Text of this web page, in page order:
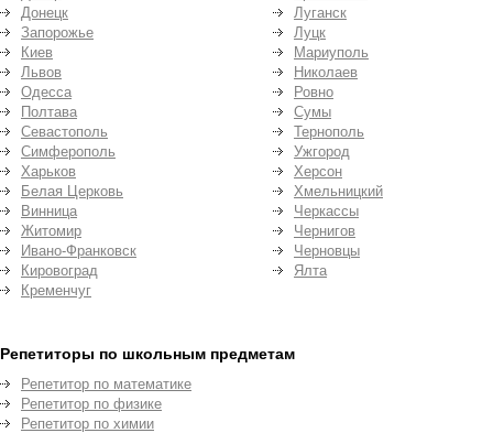
Донецк
Запорожье
Киев
Львов
Одесса
Полтава
Севастополь
Симферополь
Харьков
Белая Церковь
Винница
Житомир
Ивано-Франковск
Кировоград
Кременчуг
Луганск
Луцк
Мариуполь
Николаев
Ровно
Сумы
Тернополь
Ужгород
Херсон
Хмельницкий
Черкассы
Чернигов
Черновцы
Ялта
Репетиторы по школьным предметам
Репетитор по математике
Репетитор по физике
Репетитор по химии